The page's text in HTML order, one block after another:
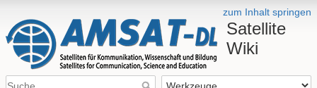
zum Inhalt springen
Satellite
Wiki